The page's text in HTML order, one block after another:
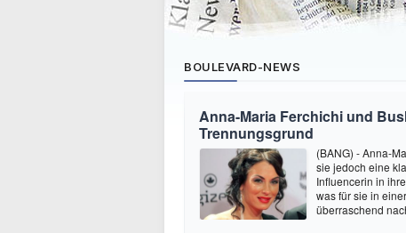
BOULEVARD-NEWS
Anna-Maria Ferchichi und
Trennungsgrund
(BANG) - Anna-
sie jedoch eine
Influencerin in
was für sie in
überraschend